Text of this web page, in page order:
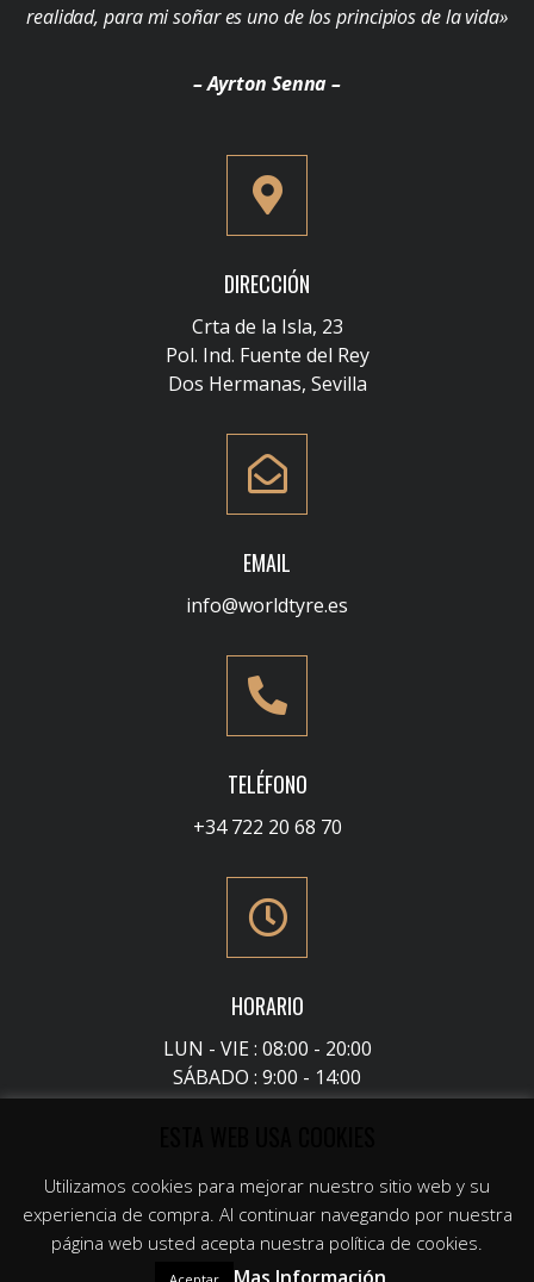
realidad, para mi soñar es uno de los principios de la vida»
– Ayrton Senna –
DIRECCIÓN
Crta de la Isla, 23
Pol. Ind. Fuente del Rey
Dos Hermanas, Sevilla
EMAIL
info@worldtyre.es
TELÉFONO
+34 722 20 68 70
HORARIO
LUN - VIE : 08:00 - 20:00
SÁBADO : 9:00 - 14:00
Posicionamiento SEO Sevilla. ©2020
Utilizamos cookies para mejorar nuestro sitio web y su
experiencia de compra. Al continuar navegando por nuestra
página web usted acepta nuestra política de cookies.
¿Necesitas ayuda?
1